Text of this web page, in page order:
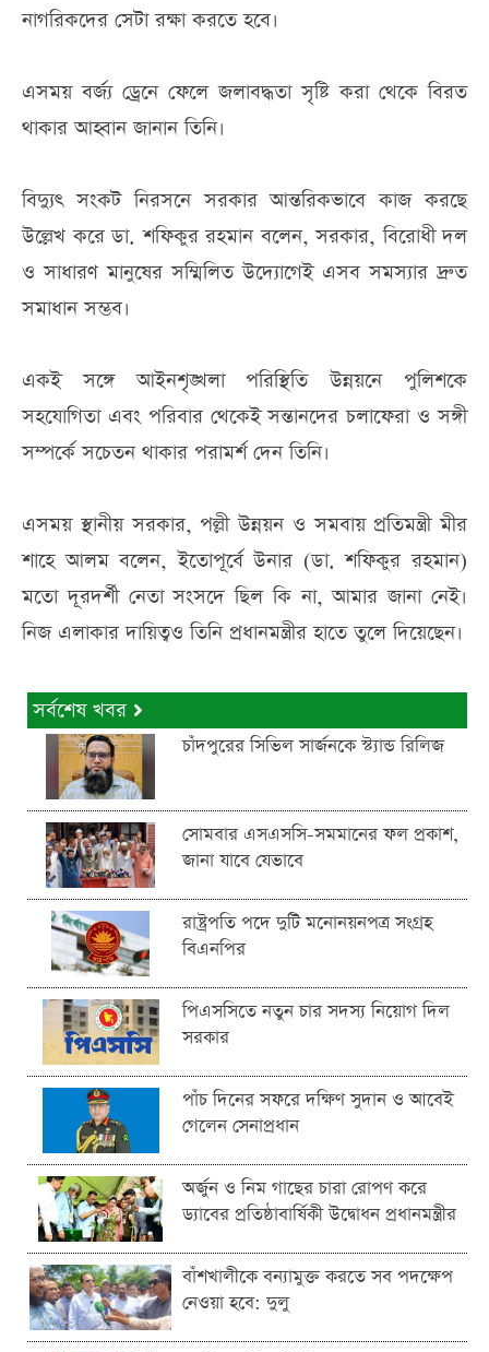
নাগরিকদের সেটা রক্ষা করতে হবে।
এসময় বর্জ্য ড্রেনে ফেলে জলাবদ্ধতা সৃষ্টি করা থেকে বিরত
থাকার আহ্বান জানান তিনি।
বিদ্যুৎ সংকট নিরসনে সরকার আন্তরিকভাবে কাজ করছে
উল্লেখ করে ডা. শফিকুর রহমান বলেন, সরকার, বিরোধী দল
ও সাধারণ মানুষের সম্মিলিত উদ্যোগেই এসব সমস্যার দ্রুত
সমাধান সম্ভব।
একই সঙ্গে আইনশৃঙ্খলা পরিস্থিতি উন্নয়নে পুলিশকে
সহযোগিতা এবং পরিবার থেকেই সন্তানদের চলাফেরা ও সঙ্গী
সম্পর্কে সচেতন থাকার পরামর্শ দেন তিনি।
এসময় স্থানীয় সরকার, পল্লী উন্নয়ন ও সমবায় প্রতিমন্ত্রী মীর
শাহে আলম বলেন, ইতোপূর্বে উনার (ডা. শফিকুর রহমান)
মতো দূরদর্শী নেতা সংসদে ছিল কি না, আমার জানা নেই।
নিজ এলাকার দায়িত্বও তিনি প্রধানমন্ত্রীর হাতে তুলে দিয়েছেন।
সর্বশেষ খবর
চাঁদপুরের সিভিল সার্জনকে স্ট্যান্ড রিলিজ
সোমবার এসএসসি-সমমানের ফল প্রকাশ,
জানা যাবে যেভাবে
রাষ্ট্রপতি পদে দুটি মনোনয়নপত্র সংগ্রহ
বিএনপির
পিএসসিতে নতুন চার সদস্য নিয়োগ দিল
সরকার
পাঁচ দিনের সফরে দক্ষিণ সুদান ও আবেই
গেলেন সেনাপ্রধান
অর্জুন ও নিম গাছের চারা রোপণ করে
ড্যাবের প্রতিষ্ঠাবার্ষিকী উদ্বোধন প্রধানমন্ত্রীর
বাঁশখালীকে বন্যামুক্ত করতে সব পদক্ষেপ
নেওয়া হবে: দুলু